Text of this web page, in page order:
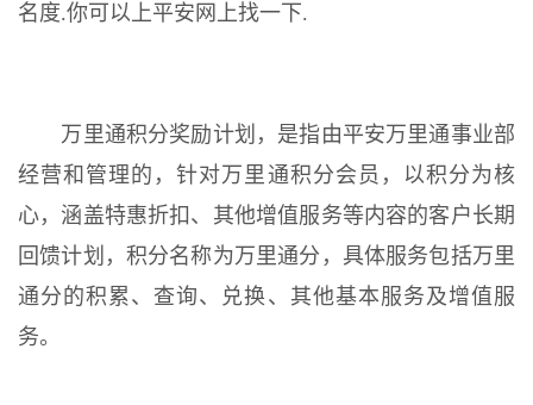
名度.你可以上平安网上找一下.
万里通积分奖励计划，是指由平安万里通事业部
经营和管理的，针对万里通积分会员，以积分为核
心，涵盖特惠折扣、其他增值服务等内容的客户长期
回馈计划，积分名称为万里通分，具体服务包括万里
通分的积累、查询、兑换、其他基本服务及增值服
务。